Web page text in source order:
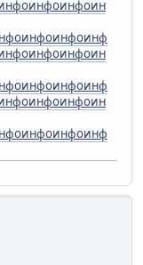
инфоинфоин
инфоинфоинф
инфоинфоин
инфоинфоинф
инфоинфоин
инфоинфоинф